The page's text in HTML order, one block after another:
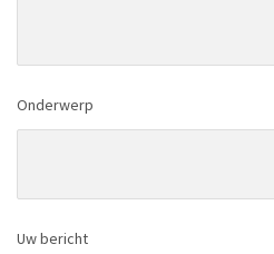
Onderwerp
Uw bericht